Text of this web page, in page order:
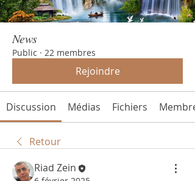
News
Public · 22 membres
Rejoindre
Discussion Médias Fichiers
Retour
Riad Zein